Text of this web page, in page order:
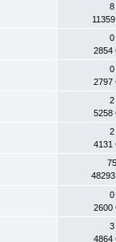
8
0
2854
0
2797
2
5258
2
4131
0
2600
3
4864